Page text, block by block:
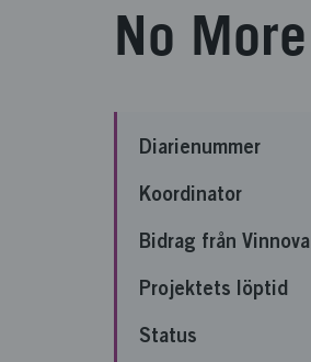
No
Diarienummer
Koordinator
Bidrag från Vinnova
Projektets löptid
Status